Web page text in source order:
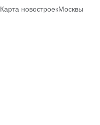
Карта новостроекМосквы